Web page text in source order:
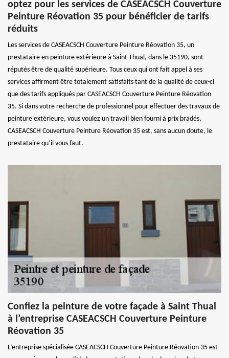
optez pour les services de CASEACSCH Couverture
Peinture Réovation 35 pour bénéficier de tarifs
réduits
Les services de CASEACSCH Couverture Peinture Réovation 35, un
prestataire en peinture extérieure à Saint Thual, dans le 35190, sont
réputés être de qualité supérieure. Tous ceux qui ont fait appel à ses
services affirment être totalement satisfaits tant de la qualité de ceux-ci
que des tarifs appliqués par CASEACSCH Couverture Peinture Réovation
35. Si dans votre recherche de professionnel pour effectuer des travaux de
peinture extérieure, vous voulez un travail bien fourni à prix bradés,
CASEACSCH Couverture Peinture Réovation 35 est, sans aucun doute, le
prestataire qu’il vous faut.
Confiez la peinture de votre façade à Saint Thual
à l’entreprise CASEACSCH Couverture Peinture
Réovation 35
L’entreprise spécialisée CASEACSCH Couverture Peinture Réovation 35 est